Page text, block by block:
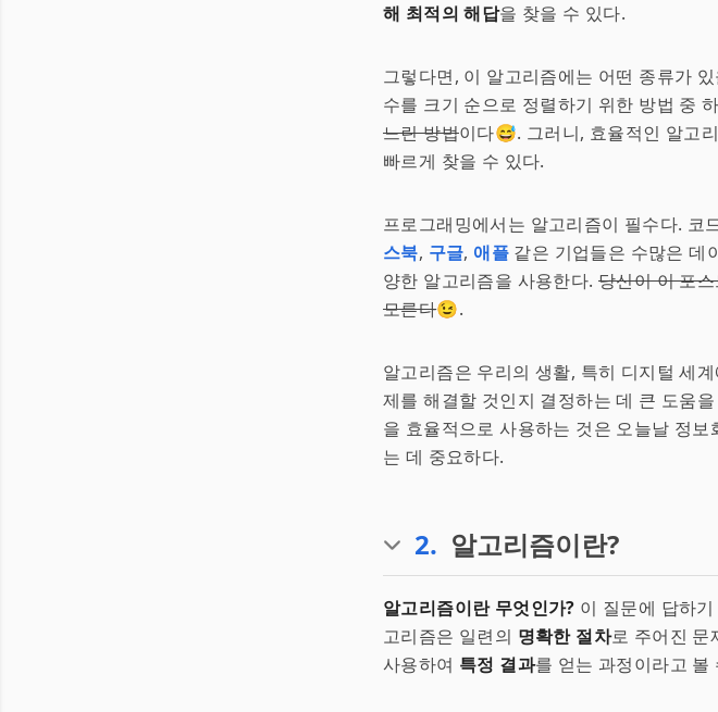
해 최적의 해답을 찾을 수 있다.
그렇다면, 이 알고리즘에는 어떤 종류가
수를 크기 순으로 정렬하기 위한 방법 중
느린 방법이다😅. 그러니, 효율적인 알고
빠르게 찾을 수 있다.
프로그래밍에서는 알고리즘이 필수다. 코
스북, 구글, 애플 같은 기업들은 수많은 데
양한 알고리즘을 사용한다. 당신이 이 포
모른다😉.
알고리즘은 우리의 생활, 특히 디지털 세
제를 해결할 것인지 결정하는 데 큰 도움
을 효율적으로 사용하는 것은 오늘날 정
는 데 중요하다.
2. 알고리즘이란?
알고리즘이란 무엇인가? 이 질문에 답하
고리즘은 일련의 명확한 절차로 주어진 문
사용하여 특정 결과를 얻는 과정이라고 볼